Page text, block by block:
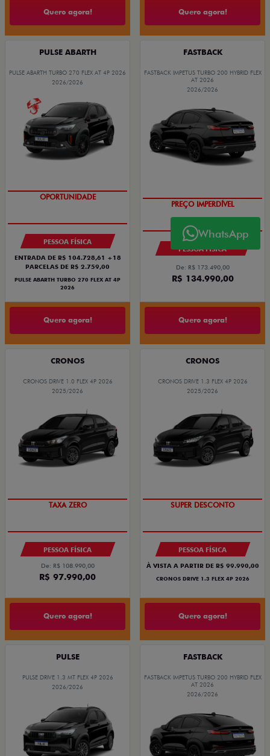
Quero agora! Quero agora!
PULSE ABARTH
PULSE ABARTH TURBO 270 FLEX AT 4P 2026
2026/2026
TAXA ZERO
PESSOA FÍSICA
ENTRADA DE R$ 104.728,61 +18
PARCELAS DE R$ 2.759,00
PULSE ABARTH TURBO 270 FLEX AT 4P
2026
Quero agora!
FASTBACK
FASTBACK IMPETUS TURBO 200 HYBRID FLEX
AT 2026
2026/2026
OPORTUNIDADE
PESSOA FÍSICA
De: R$ 173.490,00
R$ 134.990,00
Quero agora!
CRONOS
CRONOS DRIVE 1.0 FLEX 4P 2026
2025/2026
COM USADO NA TROCA
PESSOA FÍSICA
De: R$ 108.990,00
R$ 97.990,00
Quero agora!
CRONOS
CRONOS DRIVE 1.3 FLEX 4P 2026
2025/2026
BÔNUS DE ATÉ R$ 14 MIL
PESSOA FÍSICA
À VISTA A PARTIR DE R$ 99.990,00
CRONOS DRIVE 1.3 FLEX 4P 2026
Quero agora!
PULSE
PULSE DRIVE 1.3 MT FLEX 4P 2026
2026/2026
FASTBACK
FASTBACK IMPETUS TURBO 200 HYBRID FLEX
AT 2026
2026/2026
WhatsApp